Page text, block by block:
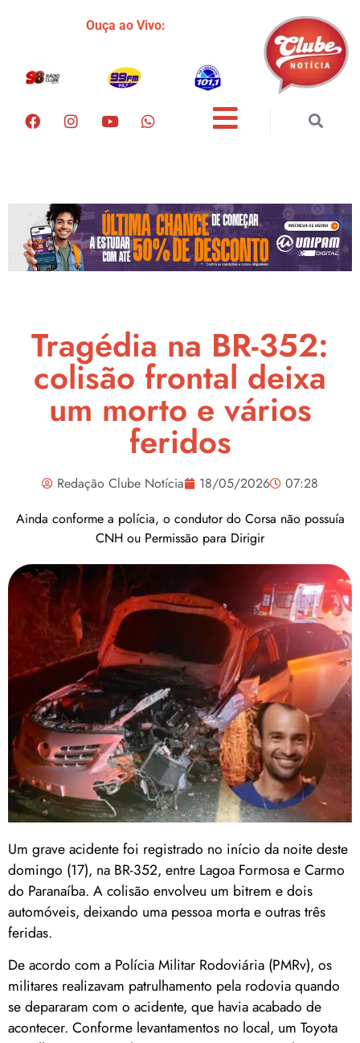
Ouça ao Vivo:
Tragédia na BR-352:
colisão frontal deixa
um morto e vários
feridos
Redação Clube Notícia 18/05/2026
07:28
Ainda conforme a polícia, o condutor do Corsa não possuía
CNH ou Permissão para Dirigir
Um grave acidente foi registrado no início da noite deste
domingo (17), na BR-352, entre Lagoa Formosa e Carmo
do Paranaíba. A colisão envolveu um bitrem e dois
automóveis, deixando uma pessoa morta e outras três
feridas.
De acordo com a Polícia Militar Rodoviária (PMRv), os
militares realizavam patrulhamento pela rodovia quando
se depararam com o acidente, que havia acabado de
acontecer. Conforme levantamentos no local, um Toyota